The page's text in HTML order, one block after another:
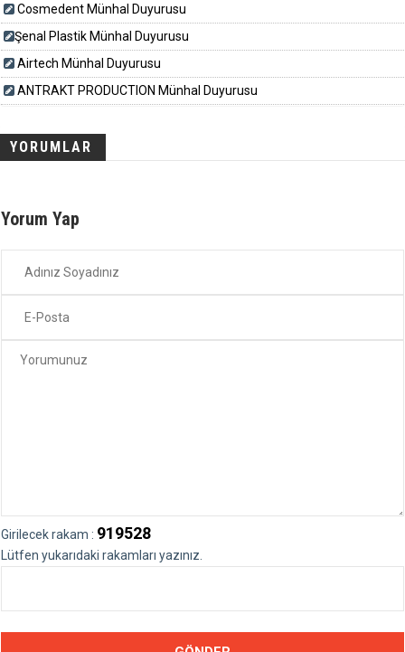
Cosmedent Münhal Duyurusu
​​​Şenal Plastik Münhal Duyurusu
Airtech Münhal Duyurusu
ANTRAKT PRODUCTION Münhal Duyurusu
YORUMLAR
Yorum Yap
Girilecek rakam : 919528
Lütfen yukarıdaki rakamları yazınız.